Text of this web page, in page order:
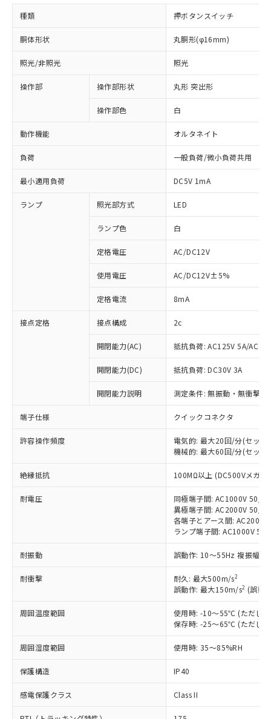
種類 押ボタンスイッチ
胴体形状 丸胴形(φ16mm)
照光/非照光 照光
操作部 操作部形状 丸形 突出形
操作部色 白
動作機能 オルタネイト
負荷 一般負荷/微小負荷共用
最小適用負荷 DC5V 1mA
ランプ 照光部方式 LED
ランプ色 白
定格電圧 AC/DC12V
使用電圧 AC/DC12V±5%
定格電流 8mA
接点定格 接点構成 2c
開閉能力(AC) 抵抗負荷: AC125V 5A/
開閉能力(DC) 抵抗負荷: DC30V 3A
開閉能力説明 測定条件: 無振動・無衝撃
端子仕様 クイックコネクタ
許容操作頻度
電気的: 最大20回/分(セット
機械的: 最大60回/分(セット
絶縁抵抗 100MΩ以上 (DC500Vメガ)
耐電圧
同極端子間: AC1000V 50/
異極端子間: AC2000V 50/
各端子とアース間:
ランプ端子間: AC1000V
耐振動 誤動作: 10～55Hz 複振幅
耐衝撃 耐久: 最大500m/s2
誤動作: 最大150m/s2 (誤動
周囲温度範囲
使用時: -10～55℃ (ただし
保存時: -25～65℃ (ただし
周囲湿度範囲 使用時: 35～85%RH
保護構造 IP40
感電保護クラス Class II
以下の条件をお読みいただき、同意のうえ
本サービスは、当社制御機器事業取扱
商品の当社在庫状況および標準価格
(税抜)を提供させていただくもので
当社制御機器事業取扱商品の中には、
本サービスの対象外となる商品もある
在庫状況および標準価格照会結果は、
記載している更新日時点での社内デー
タに基づき作成されるものであり、閲
覧された時点での実際の在庫および標
準価格とは異なる場合があることをご
※1 対応状況
対応済み：EU RoHS指令（10物質）の
非含有に対応した製品が提供可能な商品で
す。
対応予定：EU RoHS指令（10物質）の非含
有に対応した製品に切り替える予定のある
対応予定なし：EU RoHS指令（10物質）の
非含有に非対応の商品で、対応品を出す予
調査・確認中：EU RoHS指令（10物質）の
非含有の対応状況を調査中または確認中の
害物質有無と関係のない商品です。
仕入先様の事情により、非含有部品として
いたものが、含有品と判明した場合などや
むを得ず変更することがあります。
*EU RoHS指令（10物質）：
鉛(Pb) 1000ppm以下、 水銀(Hg) 1000ppm以下、 カド
ミウム(Cd) 100ppm以下、
六価クロム(Cr(Ⅵ)) 1000ppm以下、ポリ臭化ビフェニル
類(PBB) 1000ppm以下、ポリ臭化ジフェニルエーテル類
「○」：最大均質材料含有率が中国RoHSの
基準値以下であることを示します。
「×」：最大均質材料含有率が中国RoHSの
基準値を超えていることを示します。
「－」：未確認です。当社販売部門へお問
*中国RoHS10物質の基準値 (GB/T26572)：
Pb(鉛) :1000ppm、 Hg(水銀) : 1000ppm、 Cd(カドミウ
当社は、これら貴社製品のうち、外国
為替および外国貿易法に定める商品
（以下｢規制貨物等」という）を輸出
または国外への提供する場合は、日本
国政府の輸出許可(または役務取引許
可)を取得するなどの必要な手続きを
とります。
号